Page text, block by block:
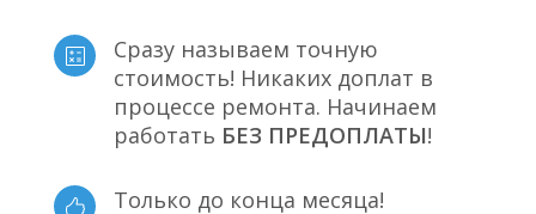
Сразу называем точную
стоимость! Никаких доплат в
процессе ремонта. Начинаем
работать БЕЗ ПРЕДОПЛАТЫ!
Только до конца месяца!